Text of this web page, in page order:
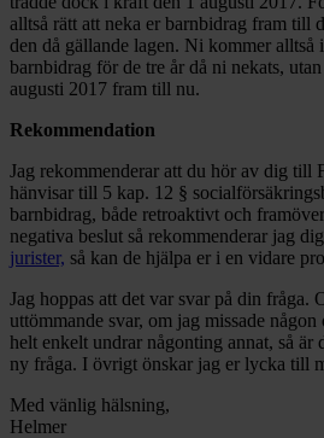
alltså rätt att neka er barnbidrag fram till
den då gällande lagen. Ni kommer alltså
barnbidrag för de tre år då ni nekats,
augusti 2017 fram till nu.
Rekommendation
Jag rekommenderar att du hör av dig till
hänvisar till 5 kap. 12 §
barnbidrag, både retroaktivt och
negativa beslut så rekommenderar jag
jurister, så kan de hjälpa er i en vidare
Jag hoppas att det var svar på din fråga.
uttömmande svar, om jag missade
helt enkelt undrar någonting annat, så är
ny fråga. I övrigt önskar jag er lycka till
Med vänlig hälsning,
Helmer